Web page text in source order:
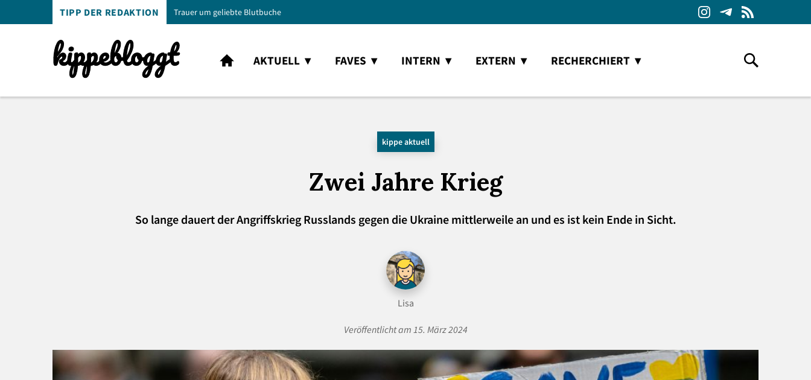
TIPP DER REDAKTION Trauer um geliebte Blutbuche
AKTUELL FAVES INTERN EXTERN RECHERCHIERT
kippe aktuell
Zwei Jahre Krieg
So lange dauert der Angriffskrieg Russlands gegen die Ukraine mittlerweile an und es ist kein Ende in Sicht.
Lisa
Veröffentlicht am 15. März 2024